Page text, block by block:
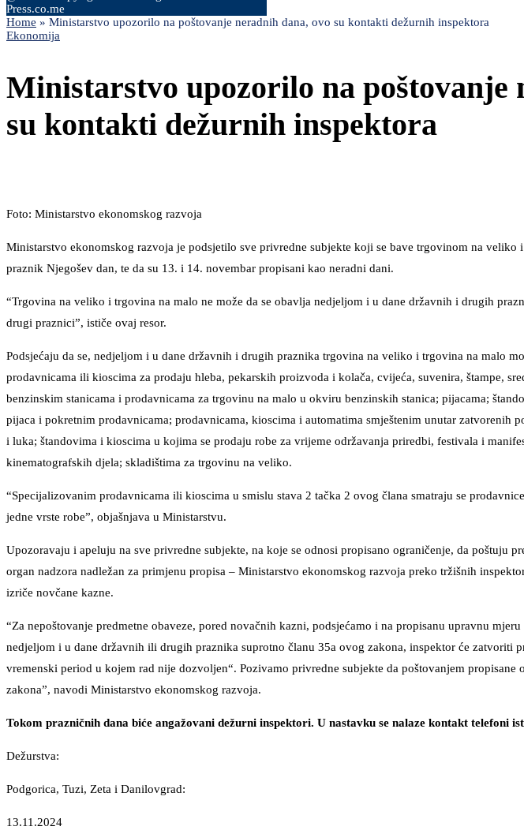
Press.co.me
Home » Ministarstvo upozorilo na poštovanje neradnih dana, ovo su kontakti dežurnih inspektora
Ekonomija
Ministarstvo upozorilo na poštovanje
su kontakti dežurnih inspektora
Foto: Ministarstvo ekonomskog razvoja
Ministarstvo ekonomskog razvoja je podsjetilo sve privredne subjekte koji se bave trgovinom na veliko
praznik Njegošev dan, te da su 13. i 14. novembar propisani kao neradni dani.
“Trgovina na veliko i trgovina na malo ne može da se obavlja nedjeljom i u dane državnih i drugih
drugi praznici”, ističe ovaj resor.
Podsjećaju da se, nedjeljom i u dane državnih i drugih praznika trgovina na veliko i trgovina na malo
prodavnicama ili kioscima za prodaju hleba, pekarskih proizvoda i kolača, cvijeća, suvenira, štampe,
benzinskim stanicama i prodavnicama za trgovinu na malo u okviru benzinskih stanica; pijacama;
pijaca i pokretnim prodavnicama; prodavnicama, kioscima i automatima smještenim unutar zatvorenih
i luka; štandovima i kioscima u kojima se prodaju robe za vrijeme održavanja priredbi, festivala i
kinematografskih djela; skladištima za trgovinu na veliko.
“Specijalizovanim prodavnicama ili kioscima u smislu stava 2 tačka 2 ovog člana smatraju se
jedne vrste robe”, objašnjava u Ministarstvu.
Upozoravaju i apeluju na sve privredne subjekte, na koje se odnosi propisano ograničenje, da poštuju
organ nadzora nadležan za primjenu propisa – Ministarstvo ekonomskog razvoja preko tržišnih
izriče novčane kazne.
“Za nepoštovanje predmetne obaveze, pored novačnih kazni, podsjećamo i na propisanu upravnu
nedjeljom i u dane državnih ili drugih praznika suprotno članu 35a ovog zakona, inspektor će zatvoriti
vremenski period u kojem rad nije dozvoljen“. Pozivamo privredne subjekte da poštovanjem
zakona”, navodi Ministarstvo ekonomskog razvoja.
Tokom prazničnih dana biće angažovani dežurni inspektori. U nastavku se nalaze kontakt telefoni
Dežurstva:
Podgorica, Tuzi, Zeta i Danilovgrad:
13.11.2024